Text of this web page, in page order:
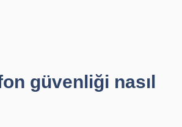
güvenliği nasıl